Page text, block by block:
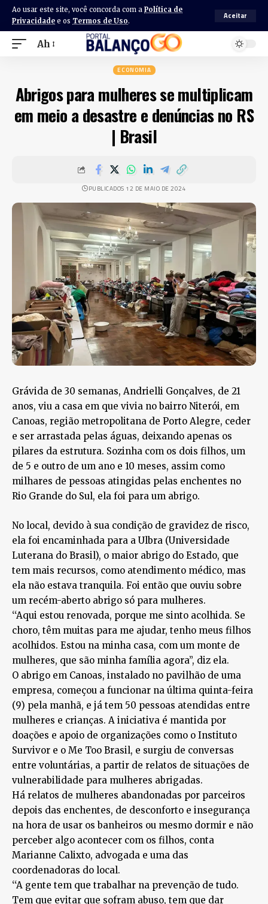
Ao usar este site, você concorda com a Política de
Privacidade e os Termos de Uso.
Aceitar
Ah
ECONOMIA
Abrigos para mulheres se multiplicam
em meio a desastre e denúncias no RS
| Brasil
PUBLICADOS 12 DE MAIO DE 2024
Grávida de 30 semanas, Andrielli Gonçalves, de 21
anos, viu a casa em que vivia no bairro Niterói, em
Canoas, região metropolitana de Porto Alegre, ceder
e ser arrastada pelas águas, deixando apenas os
pilares da estrutura. Sozinha com os dois filhos, um
de 5 e outro de um ano e 10 meses, assim como
milhares de pessoas atingidas pelas enchentes no
Rio Grande do Sul, ela foi para um abrigo.
No local, devido à sua condição de gravidez de risco,
ela foi encaminhada para a Ulbra (Universidade
Luterana do Brasil), o maior abrigo do Estado, que
tem mais recursos, como atendimento médico, mas
ela não estava tranquila. Foi então que ouviu sobre
um recém-aberto abrigo só para mulheres.
‘‘Aqui estou renovada, porque me sinto acolhida. Se
choro, têm muitas para me ajudar, tenho meus filhos
acolhidos. Estou na minha casa, com um monte de
mulheres, que são minha família agora’’, diz ela.
O abrigo em Canoas, instalado no pavilhão de uma
empresa, começou a funcionar na última quinta-feira
(9) pela manhã, e já tem 50 pessoas atendidas entre
mulheres e crianças. A iniciativa é mantida por
doações e apoio de organizações como o Instituto
Survivor e o Me Too Brasil, e surgiu de conversas
entre voluntárias, a partir de relatos de situações de
vulnerabilidade para mulheres abrigadas.
Há relatos de mulheres abandonadas por parceiros
depois das enchentes, de desconforto e insegurança
na hora de usar os banheiros ou mesmo dormir e não
perceber algo acontecer com os filhos, conta
Marianne Calixto, advogada e uma das
coordenadoras do local.
‘‘A gente tem que trabalhar na prevenção de tudo.
Tem que evitar que sofram abuso, tem que dar